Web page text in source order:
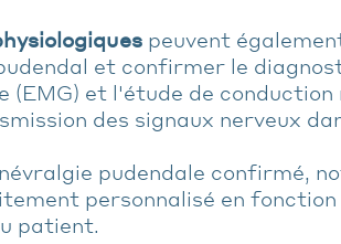
peuvent
et confirmer le
et l'étude de conduction
des signaux nerveux
pudendale confirmé,
personnalisé en
patient.